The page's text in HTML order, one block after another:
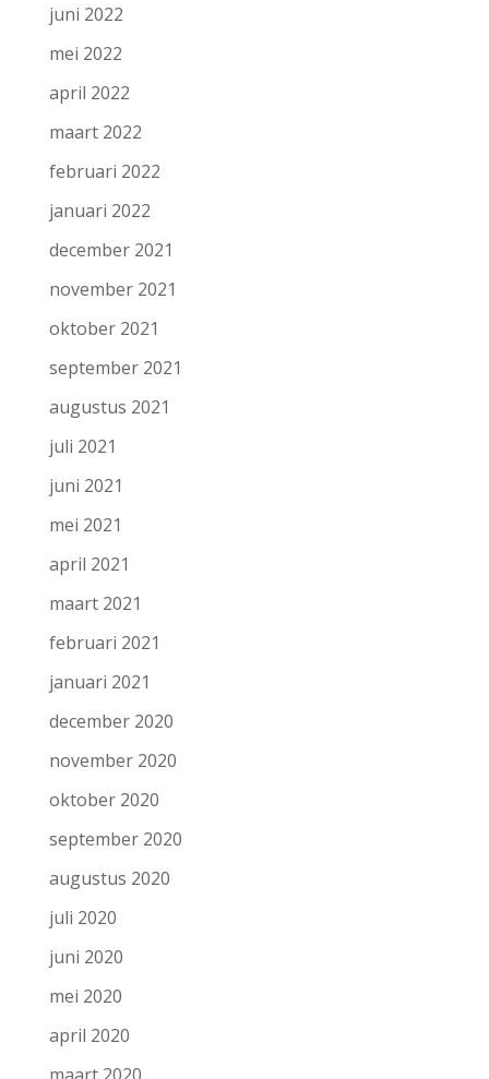
juni 2022
mei 2022
april 2022
maart 2022
februari 2022
januari 2022
december 2021
november 2021
oktober 2021
september 2021
augustus 2021
juli 2021
juni 2021
mei 2021
april 2021
maart 2021
februari 2021
januari 2021
december 2020
november 2020
oktober 2020
september 2020
augustus 2020
juli 2020
juni 2020
mei 2020
april 2020